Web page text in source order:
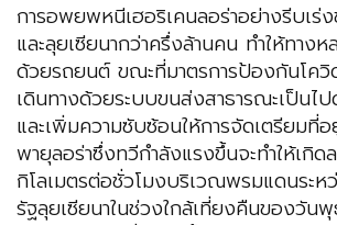
การอพยพหนีเฮอริเคนลอร่าอย่างรีบเร่
และลุยเซียนากว่าครึ่งล้านคน ทำให้ทาง
ด้วยรถยนต์ ขณะที่มาตรการป้องกันโควิ
เดินทางด้วยระบบขนส่งสาธารณะเป็นไ
และเพิ่มความซับซ้อนให้การจัดเตรียมที่
พายุลอร่าซึ่งทวีกำลังแรงขึ้นจะทำให้เกิ
กิโลเมตรต่อชั่วโมงบริเวณพรมแดนระห
รัฐลุยเซียนาในช่วงใกล้เที่ยงคืนของวัน